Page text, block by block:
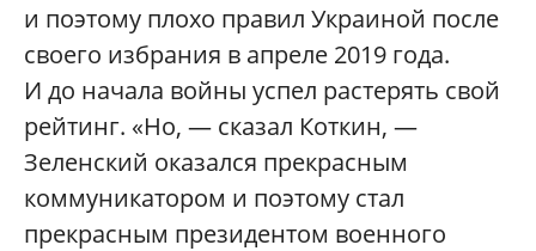
и поэтому плохо правил Украиной после
своего избрания в апреле 2019 года.
И до начала войны успел растерять свой
рейтинг. «Но, — сказал Коткин, —
Зеленский оказался прекрасным
коммуникатором и поэтому стал
прекрасным президентом военного